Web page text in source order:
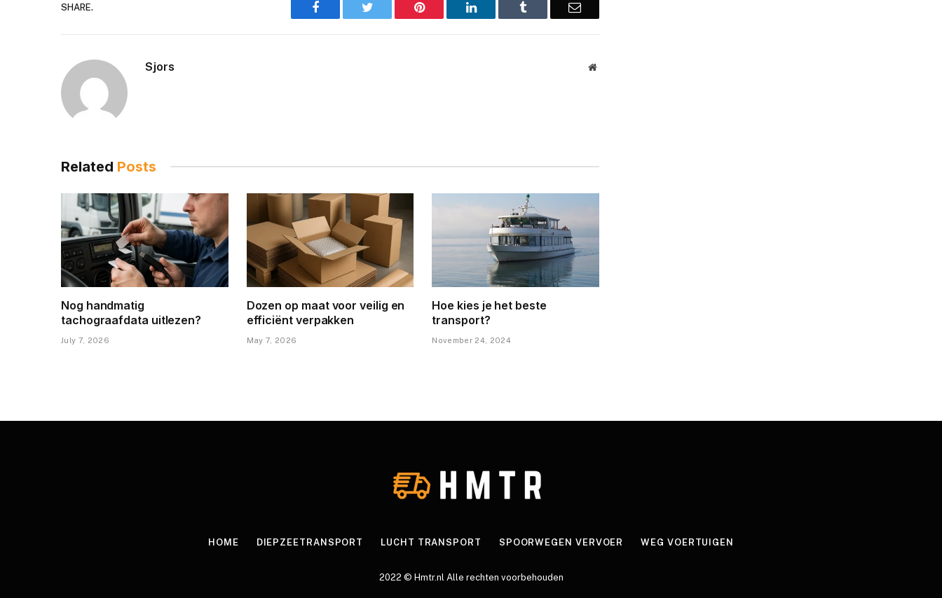
SHARE. Facebook Twitter Pinterest LinkedIn Tumblr Email
Sjors Website
Related Posts
Nog handmatig
tachograafdata uitlezen?
July 7, 2026
Dozen op maat voor veilig en
efficiënt verpakken
May 7, 2026
Hoe kies je het beste
transport?
November 24, 2024
HOME DIEPZEETRANSPORT LUCHT TRANSPORT SPOORWEGEN VERVOER WEG VOERTUIGEN
2022 © Hmtr.nl Alle rechten voorbehouden